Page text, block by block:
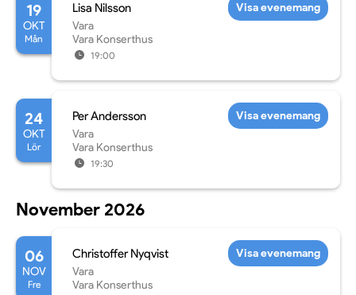
19
OKT
Mån
Lisa Nilsson
Vara
Vara Konserthus
19:00
Visa evenemang
24
OKT
Lör
Per Andersson
Vara
Vara Konserthus
19:30
Visa evenemang
November 2026
06
NOV
Fre
Christoffer Nyqvist
Vara
Vara Konserthus
Visa evenemang